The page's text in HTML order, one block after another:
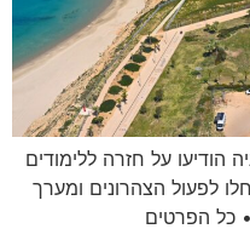
על חזרה ללימודים
לפעול הצהרונים ומערך
כל הפרטים